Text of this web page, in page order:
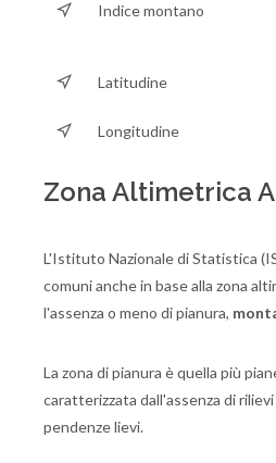
Indice montano
Latitudine
Longitudine
Zona Altimetrica
L'Istituto Nazionale di Statistica
comuni anche in base alla zona
l'assenza o meno di pianura,
La zona di pianura è quella più
caratterizzata dall'assenza di
pendenze lievi.